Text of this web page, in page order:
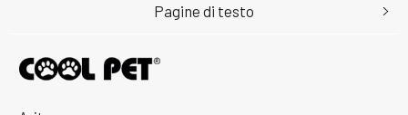
Pagine di testo